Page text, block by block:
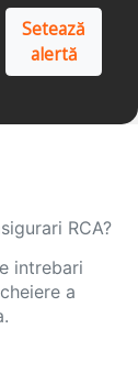
Setează
alertă
RCA?
intrebari
a